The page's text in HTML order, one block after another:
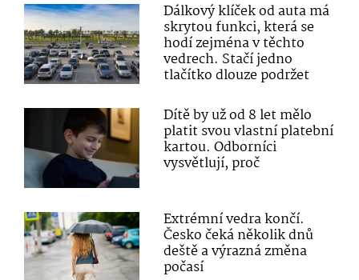
Dálkový klíček od auta má
skrytou funkci, která se
hodí zejména v těchto
vedrech. Stačí jedno
tlačítko dlouze podržet
Dítě by už od 8 let mělo
platit svou vlastní platební
kartou. Odborníci
vysvětlují, proč
Extrémní vedra končí.
Česko čeká několik dnů
deště a výrazná změna
počasí